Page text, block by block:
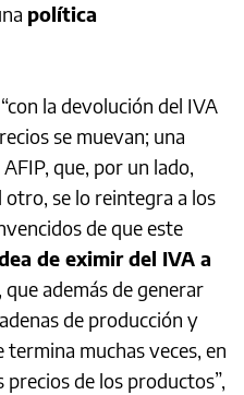
política
la devolución del IVA
se muevan; una
que, por un lado,
se lo reintegra a los
de que este
de eximir del IVA a
, que además de generar
de producción y
muchas veces, en
de los productos”,